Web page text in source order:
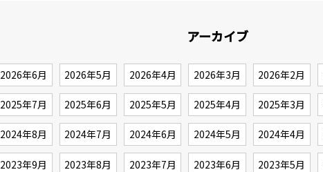
アーカイブ
2026年6月 2026年5月 2026年4月 2026年3月 2026年2月
2025年7月 2025年6月 2025年5月 2025年4月 2025年3月
2024年8月 2024年7月 2024年6月 2024年5月 2024年4月
2023年9月 2023年8月 2023年7月 2023年6月 2023年5月